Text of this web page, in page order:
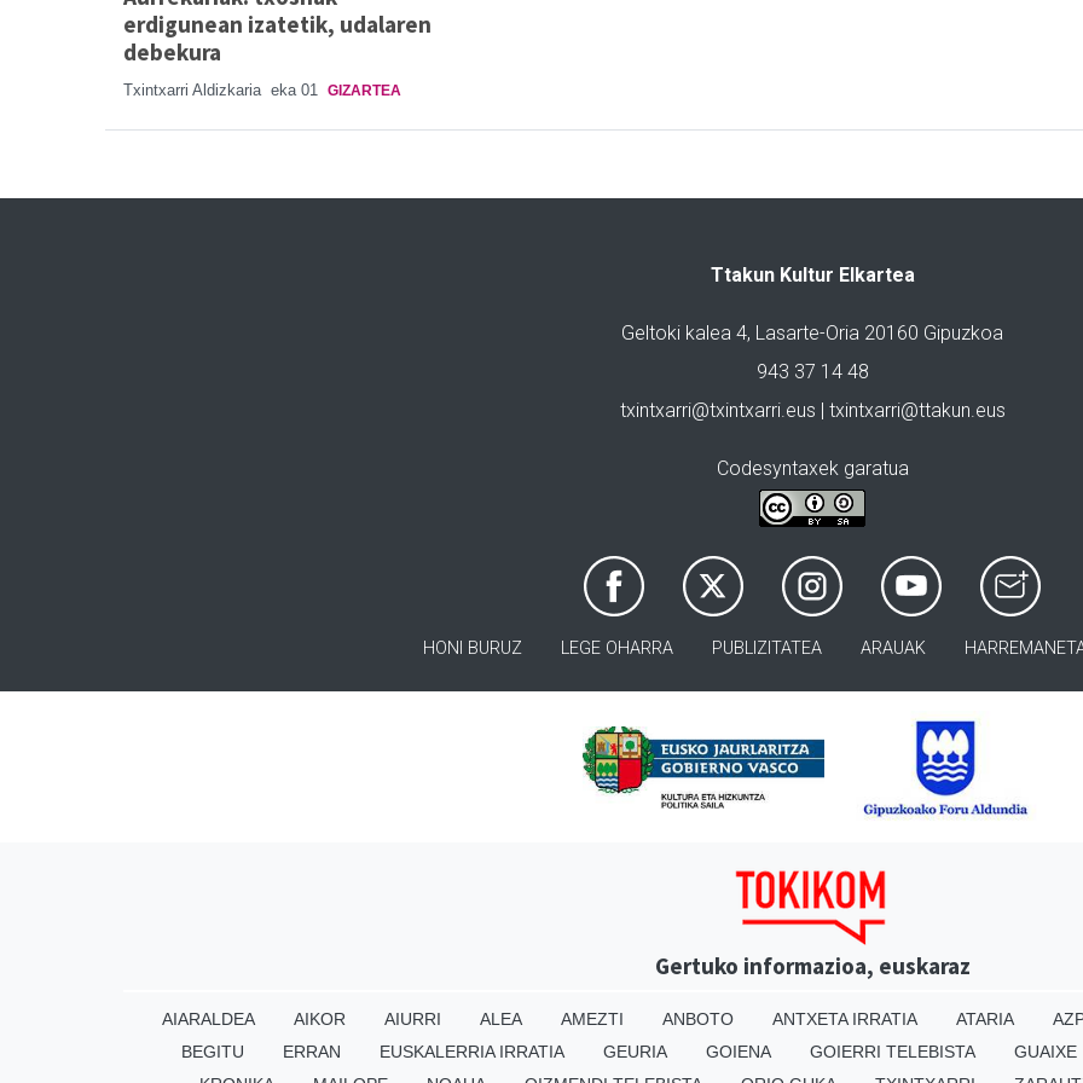
erdigunean izatetik, udalaren
debekura
Txintxarri Aldizkaria eka 01 GIZARTEA
Ttakun Kultur Elkartea
Geltoki kalea 4, Lasarte-Oria 20160 Gipuzkoa
943 37 14 48
txintxarri@txintxarri.eus | txintxarri@ttakun.eus
Codesyntaxek garatua
HONI BURUZ LEGE OHARRA PUBLIZITATEA ARAUAK
Gertuko informazioa, euskaraz
AIARALDEA AIKOR AIURRI ALEA AMEZTI ANBOTO ANTXETA IRRATIA ATARIA
BEGITU
ERRAN EUSKALERRIA IRRATIA GEURIA GOIENA GOIERRI TELEBISTA GUAIXE